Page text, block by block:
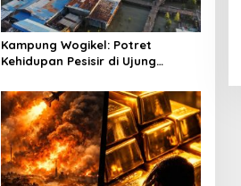
Kampung Wogikel: Potret
Kehidupan Pesisir di Ujung
Tengah Keterbatasan